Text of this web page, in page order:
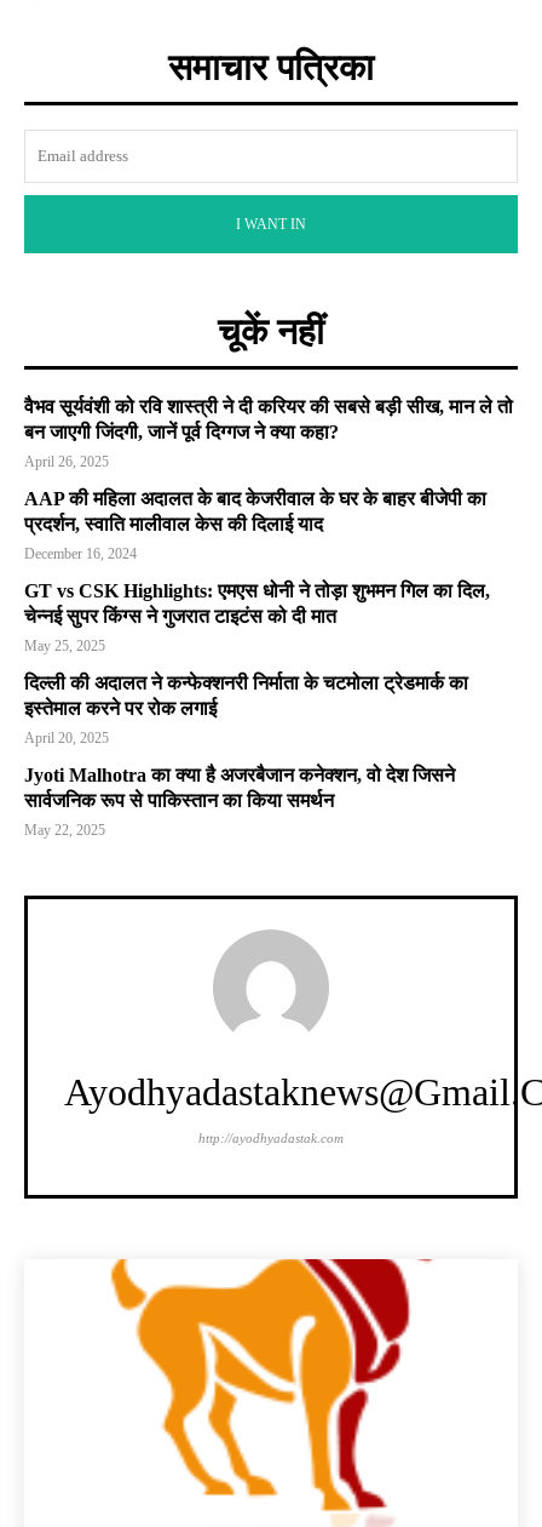
समाचार पत्रिका
I WANT IN
चूकें नहीं
वैभव सूर्यवंशी को रवि शास्त्री ने दी करियर की सबसे बड़ी सीख, मान ले तो
बन जाएगी जिंदगी, जानें पूर्व दिग्गज ने क्या कहा?
April 26, 2025
AAP की महिला अदालत के बाद केजरीवाल के घर के बाहर बीजेपी का
प्रदर्शन, स्वाति मालीवाल केस की दिलाई याद
December 16, 2024
GT vs CSK Highlights: एमएस धोनी ने तोड़ा शुभमन गिल का दिल,
चेन्नई सुपर किंग्स ने गुजरात टाइटंस को दी मात
May 25, 2025
दिल्ली की अदालत ने कन्फेक्शनरी निर्माता के चटमोला ट्रेडमार्क का
इस्तेमाल करने पर रोक लगाई
April 20, 2025
Jyoti Malhotra का क्या है अजरबैजान कनेक्शन, वो देश जिसने
सार्वजनिक रूप से पाकिस्तान का किया समर्थन
May 22, 2025
http://ayodhyadastak.com